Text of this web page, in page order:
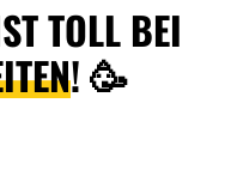
TOLL BEI
!🥳